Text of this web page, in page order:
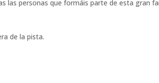
las personas que formáis parte de esta gran
de la pista.